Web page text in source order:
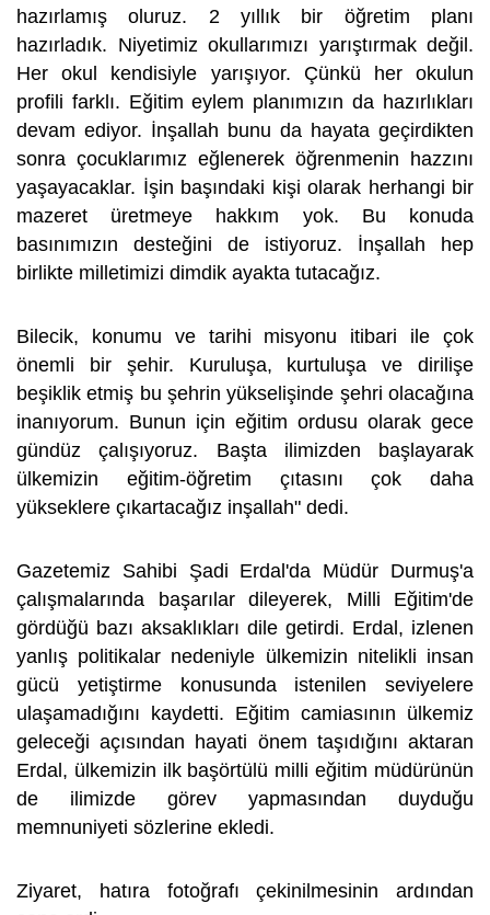
hazırlamış oluruz. 2 yıllık bir öğretim planı
hazırladık. Niyetimiz okullarımızı yarıştırmak değil.
Her okul kendisiyle yarışıyor. Çünkü her okulun
profili farklı. Eğitim eylem planımızın da hazırlıkları
devam ediyor. İnşallah bunu da hayata geçirdikten
sonra çocuklarımız eğlenerek öğrenmenin hazzını
yaşayacaklar. İşin başındaki kişi olarak herhangi bir
mazeret üretmeye hakkım yok. Bu konuda
basınımızın desteğini de istiyoruz. İnşallah hep
birlikte milletimizi dimdik ayakta tutacağız.
Bilecik, konumu ve tarihi misyonu itibari ile çok
önemli bir şehir. Kuruluşa, kurtuluşa ve dirilişe
beşiklik etmiş bu şehrin yükselişinde şehri olacağına
inanıyorum. Bunun için eğitim ordusu olarak gece
gündüz çalışıyoruz. Başta ilimizden başlayarak
ülkemizin eğitim-öğretim çıtasını çok daha
yükseklere çıkartacağız inşallah" dedi.
Gazetemiz Sahibi Şadi Erdal'da Müdür Durmuş'a
çalışmalarında başarılar dileyerek, Milli Eğitim'de
gördüğü bazı aksaklıkları dile getirdi. Erdal, izlenen
yanlış politikalar nedeniyle ülkemizin nitelikli insan
gücü yetiştirme konusunda istenilen seviyelere
ulaşamadığını kaydetti. Eğitim camiasının ülkemiz
geleceği açısından hayati önem taşıdığını aktaran
Erdal, ülkemizin ilk başörtülü milli eğitim müdürünün
de ilimizde görev yapmasından duyduğu
memnuniyeti sözlerine ekledi.
Ziyaret, hatıra fotoğrafı çekinilmesinin ardından